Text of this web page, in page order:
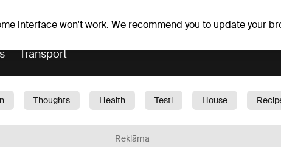
interface won't work. We recommend you to update your
Transport
Thoughts Health Testi House
Reklāma